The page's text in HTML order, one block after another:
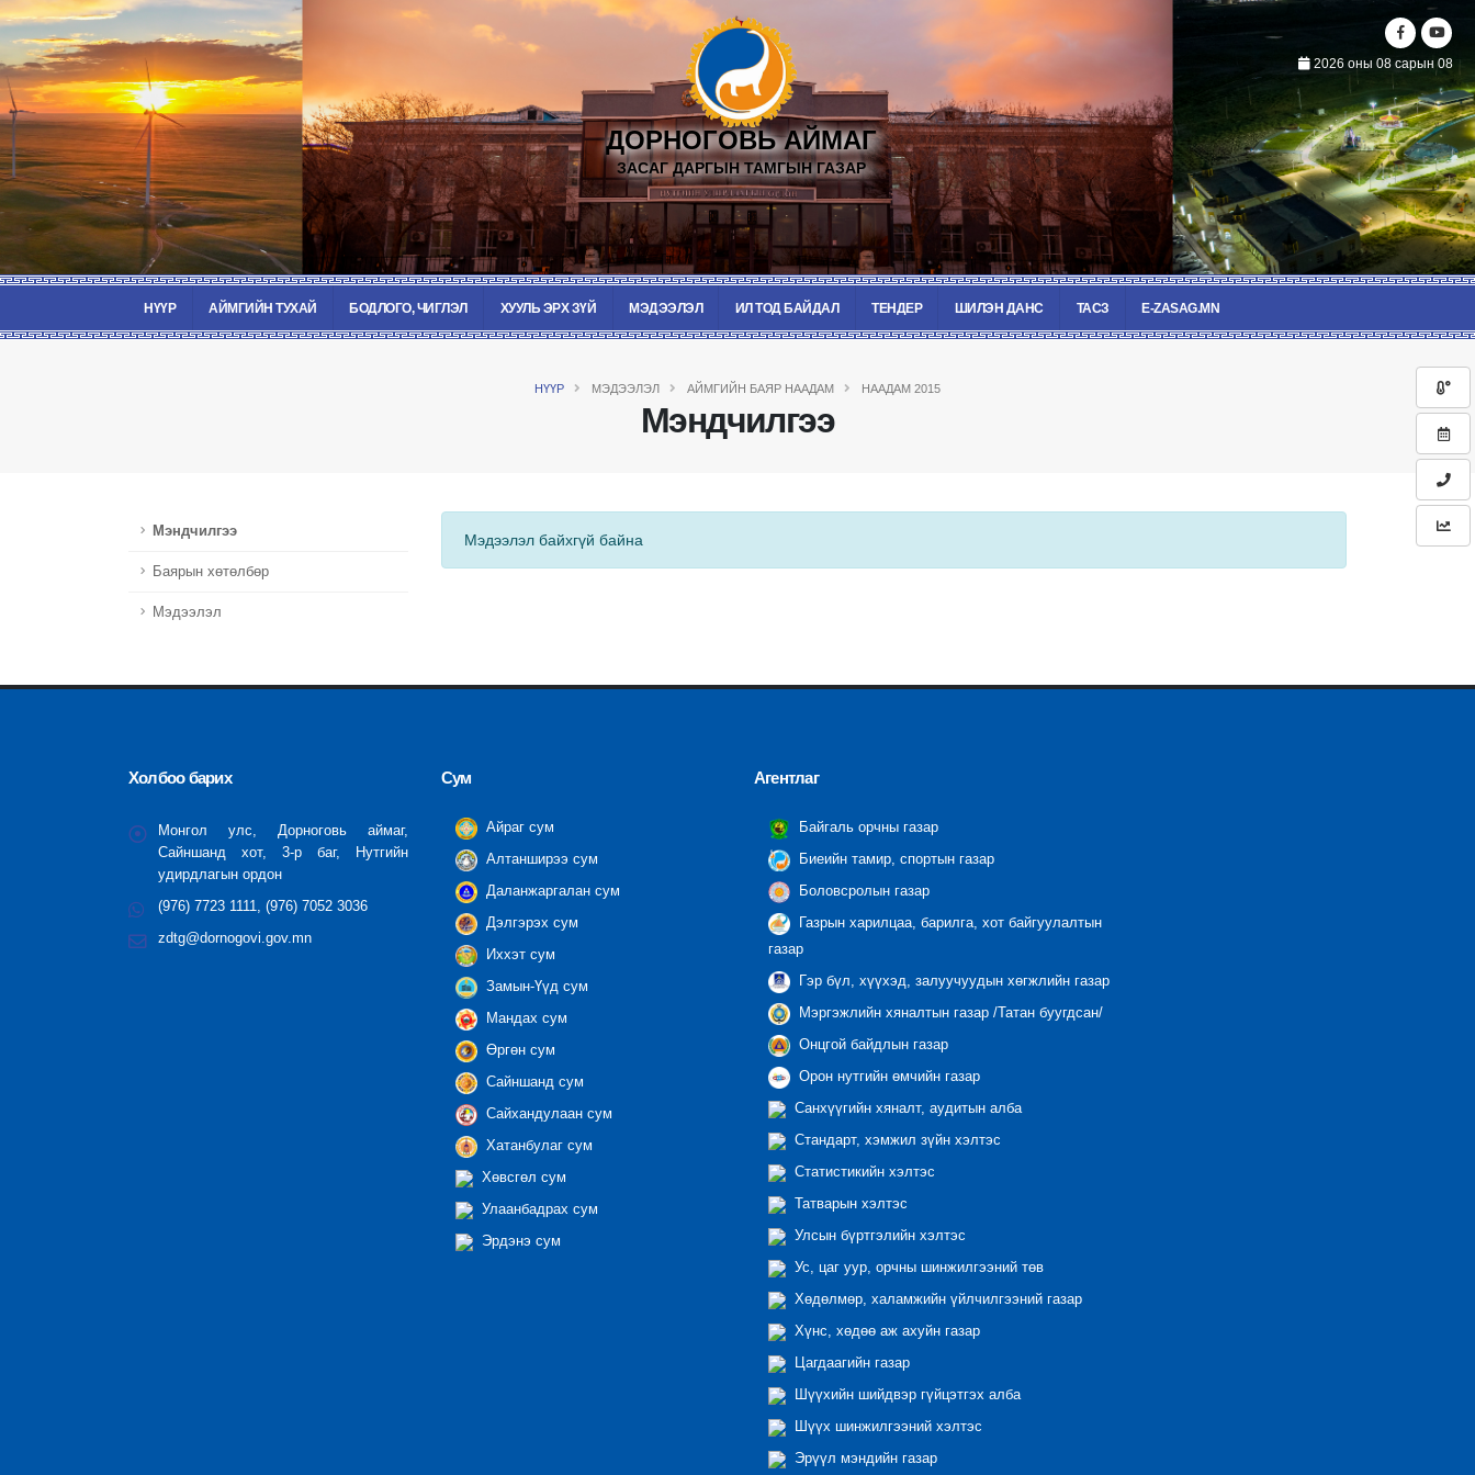
2026 оны 08 сарын 08
ДОРНОГОВЬ АЙМАГ
ЗАСАГ ДАРГЫН ТАМГЫН ГАЗАР
НҮҮР АЙМГИЙН ТУХАЙ БОДЛОГО, ЧИГЛЭЛ ХУУЛЬ ЭРХ ЗҮЙ МЭДЭЭЛЭЛ ИЛ ТОД БАЙДАЛ ТЕНДЕР ШИЛЭН ДАНС ТАСЗ E-ZASAG.MN
Мэндчилгээ
НҮҮР МЭДЭЭЛЭЛ АЙМГИЙН БАЯР НААДАМ НААДАМ 2015
Мэндчилгээ
Баярын хөтөлбөр
Мэдээлэл
Мэдээлэл байхгүй байна
Холбоо барих
Монгол улс, Дорноговь аймаг,
Сайншанд хот, 3-р баг, Нутгийн
удирдлагын ордон
(976) 7723 1111, (976) 7052 3036
zdtg@dornogovi.gov.mn
Сум
Айраг сум
Алтанширээ сум
Даланжаргалан сум
Дэлгэрэх сум
Иххэт сум
Замын-Үүд сум
Мандах сум
Өргөн сум
Сайншанд сум
Сайхандулаан сум
Хатанбулаг сум
Хөвсгөл сум
Улаанбадрах сум
Эрдэнэ сум
Агентлаг
Байгаль орчны газар
Биеийн тамир, спортын газар
Боловсролын газар
Газрын харилцаа, барилга, хот байгуулалтын
газар
Гэр бүл, хүүхэд, залуучуудын хөгжлийн газар
Мэргэжлийн хяналтын газар /Татан буугдсан/
Онцгой байдлын газар
Орон нутгийн өмчийн газар
Санхүүгийн хяналт, аудитын алба
Стандарт, хэмжил зүйн хэлтэс
Статистикийн хэлтэс
Татварын хэлтэс
Улсын бүртгэлийн хэлтэс
Ус, цаг уур, орчны шинжилгээний төв
Хөдөлмөр, халамжийн үйлчилгээний газар
Хүнс, хөдөө аж ахуйн газар
Цагдаагийн газар
Шүүхийн шийдвэр гүйцэтгэх алба
Шүүх шинжилгээний хэлтэс
Эрүүл мэндийн газар